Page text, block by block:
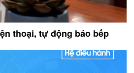
thoại, tự động báo bếp